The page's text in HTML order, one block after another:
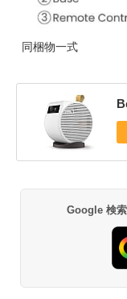
同梱物一式
Google 検